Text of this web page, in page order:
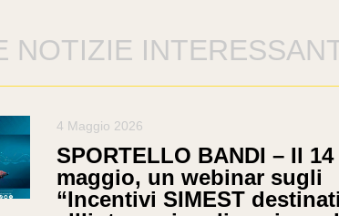
NOTIZIE
4 Maggio 2026
SPORTELLO BANDI – Il 14
maggio, un webinar sugli
“Incentivi SIMEST